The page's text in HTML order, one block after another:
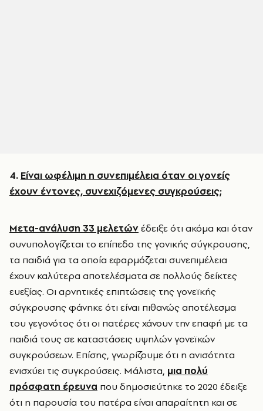
4. Είναι ωφέλιμη η συνεπιμέλεια όταν οι γονείς
έχουν έντονες, συνεχιζόμενες συγκρούσεις;
Μετα-ανάλυση 33 μελετών έδειξε ότι ακόμα και όταν
συνυπολογίζεται το επίπεδο της γονικής σύγκρουσης,
τα παιδιά για τα οποία εφαρμόζεται συνεπιμέλεια
έχουν καλύτερα αποτελέσματα σε πολλούς δείκτες
ευεξίας. Οι αρνητικές επιπτώσεις της γονεϊκής
σύγκρουσης φάνηκε ότι είναι πιθανώς αποτέλεσμα
του γεγονότος ότι οι πατέρες χάνουν την επαφή με τα
παιδιά τους σε καταστάσεις υψηλών γονεϊκών
συγκρούσεων. Επίσης, γνωρίζουμε ότι η ανισότητα
ενισχύει τις συγκρούσεις. Μάλιστα, μια πολύ
πρόσφατη έρευνα που δημοσιεύτηκε το 2020 έδειξε
ότι η παρουσία του πατέρα είναι απαραίτητη και σε